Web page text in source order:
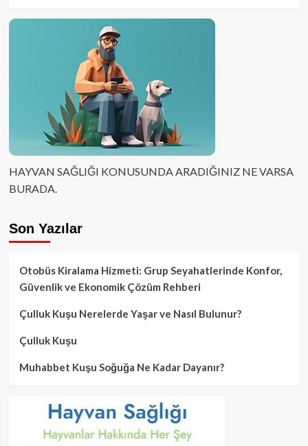
HAYVAN SAĞLIĞI KONUSUNDA ARADIĞINIZ NE VARSA
BURADA.
Son Yazılar
Otobüs Kiralama Hizmeti: Grup Seyahatlerinde Konfor,
Güvenlik ve Ekonomik Çözüm Rehberi
Çulluk Kuşu Nerelerde Yaşar ve Nasıl Bulunur?
Çulluk Kuşu
Muhabbet Kuşu Soğuğa Ne Kadar Dayanır?